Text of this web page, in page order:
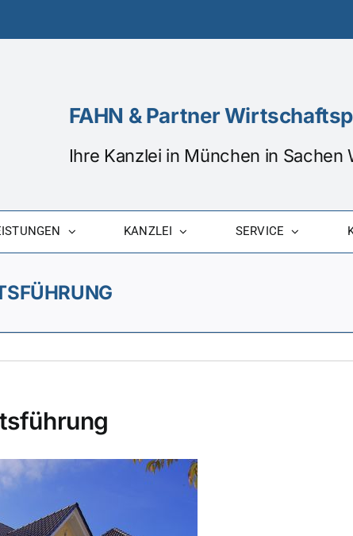
FAHN & Partner
Ihre Kanzlei in München in
KANZLEI SERVICE